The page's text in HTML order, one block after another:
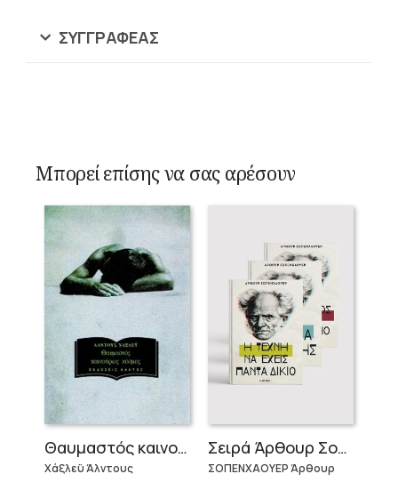
ΣΥΓΓΡΑΦΈΑΣ
Μπορεί επίσης να σας αρέσουν
Θαυμαστός καινούργιος κόσμος
Χάξλεϋ Άλντους
Σειρά Άρθουρ Σοπενχάουερ (3 βιβλία)
ΣΟΠΕΝΧΑΟΥΕΡ Άρθουρ